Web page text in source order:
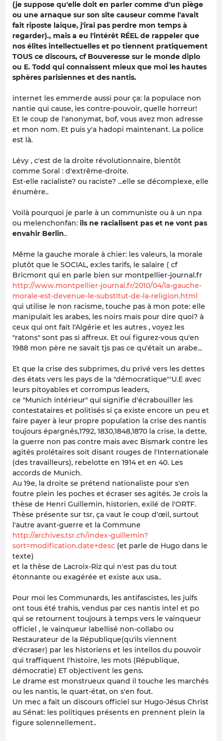
(je suppose qu'elle doit en parler comme d'un piège
ou une arnaque sur son site causeur comme l'avait
fait riposte laïque, j'irai pas perdre mon temps à
regarder)., mais a eu l'intérêt RÉEL de rappeler que
nos élites intellectuelles et po tiennent pratiquement
TOUS ce discours, cf Bouveresse sur le monde diplo
ou E. Todd qui connaissent mieux que moi les hautes
sphères parisiennes et des nantis.
internet les emmerde aussi pour ça: la populace non
nantie qui cause, les contre-pouvoir, quelle horreur!
Et le coup de l'anonymat, bof, vous avez mon adresse
et mon nom. Et puis y'a hadopi maintenant. La police
est là.
Lévy , c'est de la droite révolutionnaire, bientôt
comme Soral : d'extrême-droite.
Est-elle racialiste? ou raciste? ...elle se décomplexe, elle
énumère..
Voilà pourquoi je parle à un communiste ou à un npa
ou melenchonfan: ils ne racialisent pas et ne vont pas
envahir Berlin..
Même la gauche morale à chier: les valeurs, la morale
plutôt que le SOCIAL, ex:les tarifs, le salaire ( cf
Bricmont qui en parle bien sur montpellier-journal.fr
http://www.montpellier-journal.fr/2010/04/la-gauche-
morale-est-devenue-le-substitut-de-la-religion.html
qui utilise le non racisme, touche pas à mon pote: elle
manipulait les arabes, les noirs mais pour dire quoi? à
ceux qui ont fait l'Algérie et les autres , voyez les
"ratons" sont pas si affreux. Et oui figurez-vous qu'en
1988 mon père ne savait tjs pas ce qu'était un arabe...
Et que la crise des subprimes, du privé vers les dettes
des états vers les pays de la "démocratique"'U.E avec
leurs pitoyables et corrompus leaders,
ce "Munich intérieur" qui signifie d'écrabouiller les
contestataires et politisés si ça existe encore un peu et
faire payer à leur propre population la crise des nantis
toujours épargnés,1792, 1830,1848,1870 la crise, la dette,
la guerre non pas contre mais avec Bismark contre les
agités prolétaires soit disant rouges de l'Internationale
(des travailleurs), rebelotte en 1914 et en 40. Les
accords de Munich.
Au 19e, la droite se prétend nationaliste pour s'en
foutre plein les poches et écraser ses agités. Je crois la
thèse de Henri Guillemin, historien, exilé de l'ORTF.
Thèse présente sur tsr, ça vaut le coup d'œil, surtout
l'autre avant-guerre et la Commune
http://archives.tsr.ch/index-guillemin?
sort=modification.date+desc (et parle de Hugo dans le
texte)
et la thèse de Lacroix-Riz qui n'est pas du tout
étonnante ou exagérée et existe aux usa..
Pour moi les Communards, les antifascistes, les juifs
ont tous été trahis, vendus par ces nantis intel et po
qui se retournent toujours à temps vers le vainqueur
officiel , le vainqueur labellisé non-collabo ou
Restaurateur de la République(qu'ils viennent
d'écraser) par les historiens et les intellos du pouvoir
qui traffiquent l'histoire, les mots (République,
démocratie) ET objectivent les gens.
Le drame est monstrueux quand il touche les marchés
ou les nantis, le quart-état, on s'en fout.
Un mec a fait un discours officiel sur Hugo-Jésus Christ
au Sénat: les politiques présents en prennent plein la
figure solennellement..